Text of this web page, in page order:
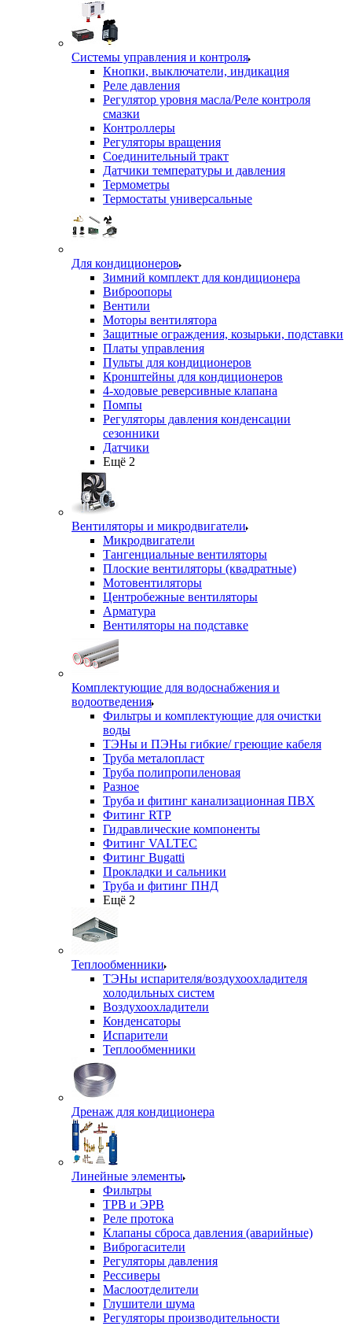
Системы управления и контроля
Кнопки, выключатели, индикация
Реле давления
Регулятор уровня масла/Реле контроля
смазки
Контроллеры
Регуляторы вращения
Соединительный тракт
Датчики температуры и давления
Термометры
Термостаты универсальные
Для кондиционеров
Зимний комплект для кондиционера
Виброопоры
Вентили
Моторы вентилятора
Защитные ограждения, козырьки, подставки
Платы управления
Пульты для кондиционеров
Кронштейны для кондиционеров
4-ходовые реверсивные клапана
Помпы
Регуляторы давления конденсации
сезонники
Датчики
Ещё 2
Вентиляторы и микродвигатели
Микродвигатели
Тангенциальные вентиляторы
Плоские вентиляторы (квадратные)
Мотовентиляторы
Центробежные вентиляторы
Арматура
Вентиляторы на подставке
Комплектующие для водоснабжения и
водоотведения
Фильтры и комплектующие для очистки
воды
ТЭНы и ПЭНы гибкие/ греющие кабеля
Труба металопласт
Труба полипропиленовая
Разное
Труба и фитинг канализационная ПВХ
Фитинг RTP
Гидравлические компоненты
Фитинг VALTEC
Фитинг Bugatti
Прокладки и сальники
Труба и фитинг ПНД
Ещё 2
Теплообменники
ТЭНы испарителя/воздухоохладителя
холодильных систем
Воздухоохладители
Конденсаторы
Испарители
Теплообменники
Дренаж для кондиционера
Линейные элементы
Фильтры
ТРВ и ЭРВ
Реле протока
Клапаны сброса давления (аварийные)
Виброгасители
Регуляторы давления
Рессиверы
Маслоотделители
Глушители шума
Регуляторы производительности